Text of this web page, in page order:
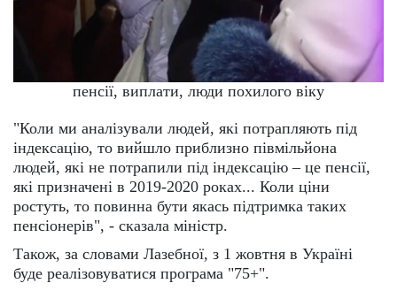
пенсії, виплати, люди похилого віку
"Коли ми аналізували людей, які потрапляють під
індексацію, то вийшло приблизно півмільйона
людей, які не потрапили під індексацію – це пенсії,
які призначені в 2019-2020 роках... Коли ціни
ростуть, то повинна бути якась підтримка таких
пенсіонерів", - сказала міністр.
Також, за словами Лазебної, з 1 жовтня в Україні
буде реалізовуватися програма "75+".